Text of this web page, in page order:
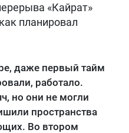
«Кайрат»
планировал
даже первый тайм
работало.
но они не могли
пространства
Во втором